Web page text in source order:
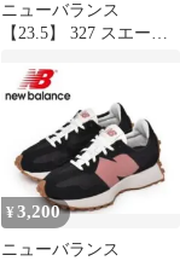
ニューバランス
【23.5】 327 スエード×
ワイト
¥3,200
ニューバランス